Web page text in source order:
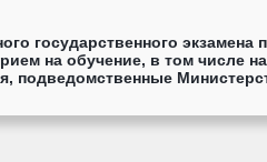
государственного
на обучение, в том числе
подведомственные
или
бюджетные